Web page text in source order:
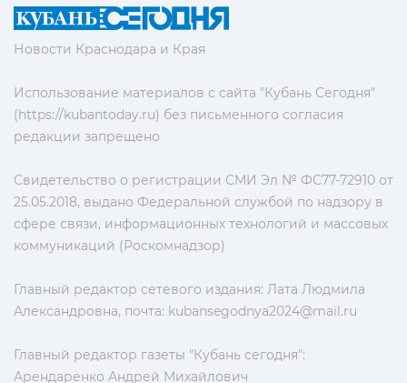
Новости Краснодара и Края
Использование материалов с сайта "Кубань Сегодня"
(https://kubantoday.ru) без письменного согласия
редакции запрещено
Свидетельство о регистрации СМИ Эл № ФС77-72910 от
25.05.2018, выдано Федеральной службой по надзору в
сфере связи, информационных технологий и массовых
коммуникаций (Роскомнадзор)
Главный редактор сетевого издания: Лата Людмила
Александровна, почта: kubansegodnya2024@mail.ru
Главный редактор газеты "Кубань сегодня":
Арендаренко Андрей Михайлович